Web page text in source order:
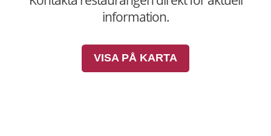
information.
VISA PÅ KARTA